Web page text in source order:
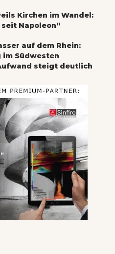
Kirchen im Wandel:
Napoleon“
auf dem Rhein:
Südwesten
steigt deutlich